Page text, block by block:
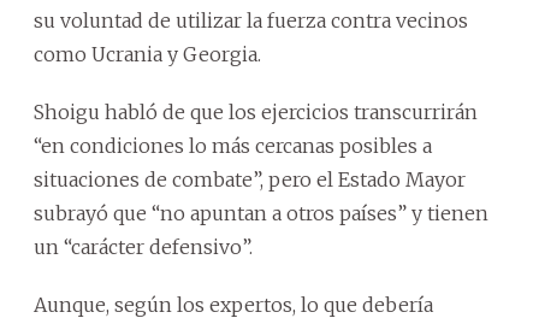
su voluntad de utilizar la fuerza contra vecinos
como Ucrania y Georgia.
Shoigu habló de que los ejercicios transcurrirán
“en condiciones lo más cercanas posibles a
situaciones de combate”, pero el Estado Mayor
subrayó que “no apuntan a otros países” y tienen
un “carácter defensivo”.
Aunque, según los expertos, lo que debería